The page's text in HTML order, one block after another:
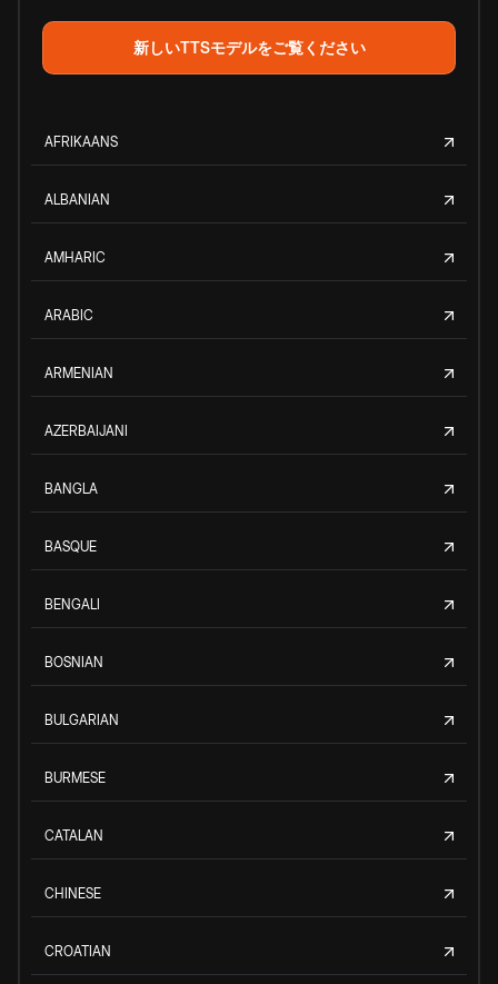
新しいTTSモデルをご覧ください
AFRIKAANS
ALBANIAN
AMHARIC
ARABIC
ARMENIAN
AZERBAIJANI
BANGLA
BASQUE
BENGALI
BOSNIAN
BULGARIAN
BURMESE
CATALAN
CHINESE
CROATIAN